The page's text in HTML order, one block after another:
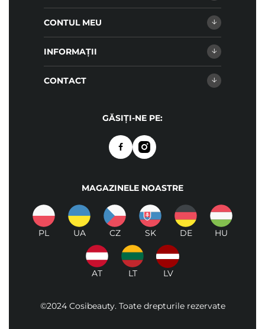
CONTUL MEU
INFORMAȚII
CONTACT
GĂSIȚI-NE PE:
MAGAZINELE NOASTRE
PL UA CZ SK DE HU
AT LT LV
©2024 Cosibeauty. Toate drepturile rezervate